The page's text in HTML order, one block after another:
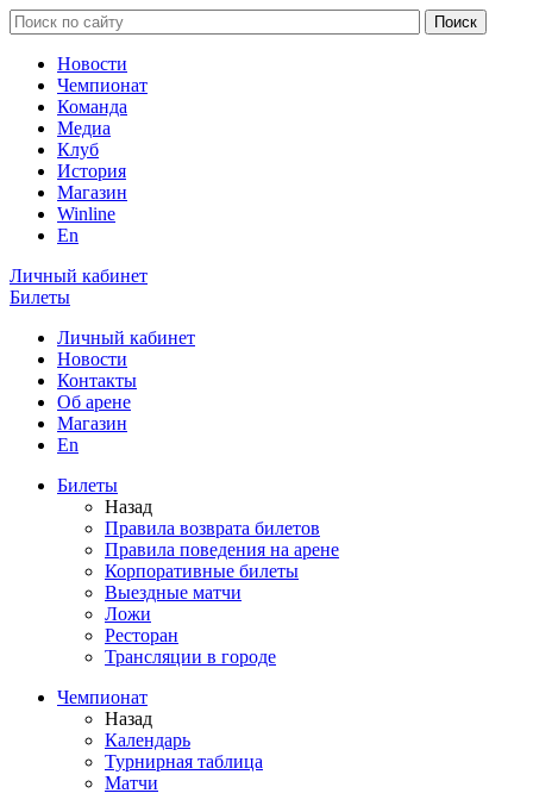
Новости
Чемпионат
Команда
Медиа
Клуб
История
Магазин
Winline
En
Личный кабинет
Билеты
Личный кабинет
Новости
Контакты
Об арене
Магазин
En
Билеты
Назад
Правила возврата билетов
Правила поведения на арене
Корпоративные билеты
Выездные матчи
Ложи
Ресторан
Трансляции в городе
Чемпионат
Назад
Календарь
Турнирная таблица
Матчи